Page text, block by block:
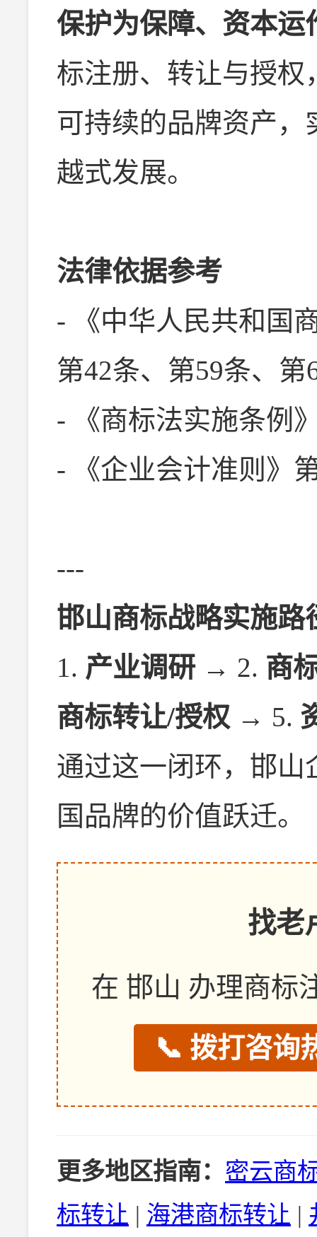
保护为保障、资本运
标注册、转让与授权
可持续的品牌资产，
越式发展。
法律依据参考
- 《中华人民共和国
第42条、第59条、第
- 《商标法实施条例
- 《企业会计准则》
---
邯山商标战略实施路
1. 产业调研→ 2. 商
商标转让/授权 → 5.
通过这一闭环，邯山
国品牌的价值跃迁。
找老
在 邯山 办理商标
📞 拨打咨询
更多地区指南： 密云商
标转让 | 海港商标转让 |